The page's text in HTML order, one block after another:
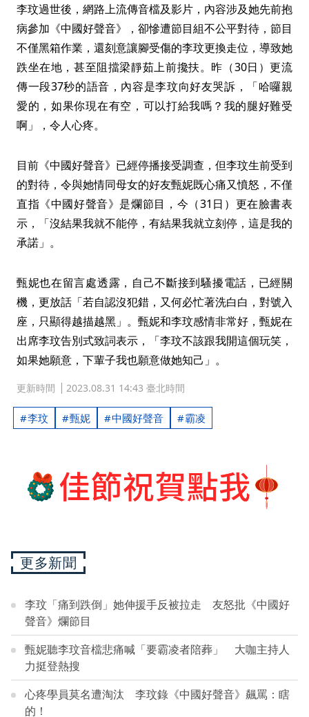
李玟過世後，網路上流傳音檔及影片，內容涉及她先前抱
病參加《中國好聲音》，卻慘遭節目組不公平對待，節目
不僅黑箱作業，還刻意讓腳受傷的李玟更換走位，導致她
跌坐在地，甚至阻擋梁靜茹上前攙扶。昨（30日）更流
傳一段37秒的語音，內容是李玟向好友哭訴，「哈囉親
愛的，如果你現在有空，可以打給我嗎？我的腿好難受
啊」，令人心疼。
目前《中國好聲音》已經停播接受調查，但李玟生前受到
的對待，令與她情同母女的好友甄妮既心痛又憤怒，不僅
直指《中國好聲音》是爛節目，今（31日）更在臉書表
示，「沒結果我就不能停，有結果我就立刻停，這是我的
承諾」。
甄妮也在留言處透露，自己不斷接到騷擾電話，已經關
機，更放話「若自認沒犯錯，又何必忙著洗白白，對號入
座，只顯得越描越黑」。甄妮和李玟感情非常好，甄妮在
出席李玟告別式致詞表示，「李玟不該跟我開這個玩笑，
如果她願意，下輩子我也願意做她知己」。
更新時間 2023.08.31 14:43 臺北時間
李玟 甄妮 中國好聲音 霸凌
更多新聞
李玟「痛到跌倒」她伸援手反被拉走 友怒批《中國好
聲音》爛節目
甄妮聽李玟音檔悲痛喊「要霸凌者陪葬」 大咖主持人
力挺登熱搜
心疼學員莫名遭淘汰 李玟錄《中國好聲音》飆罵：瞎
的！